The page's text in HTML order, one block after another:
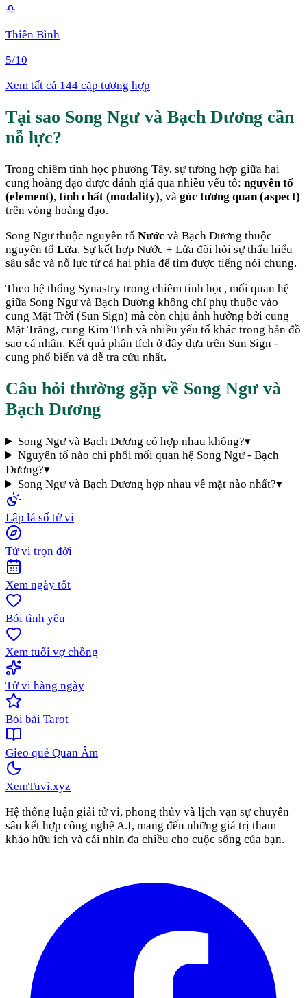
♎
Thiên Bình
5/10
Xem tất cả 144 cặp tương hợp
Tại sao Song Ngư và Bạch Dương cần
nỗ lực?
Trong chiêm tinh học phương Tây, sự tương hợp giữa hai
cung hoàng đạo được đánh giá qua nhiều yếu tố: nguyên tố
(element), tính chất (modality), và góc tương quan (aspect)
trên vòng hoàng đạo.
Song Ngưthuộc nguyên tố Nước và Bạch Dương thuộc
nguyên tố Lửa. Sự kết hợp Nước + Lửa đòi hỏi sự thấu hiểu
sâu sắc và nỗ lực từ cả hai phía để tìm được tiếng nói chung.
Theo hệ thống Synastry trong chiêm tinh học, mối quan hệ
giữa Song Ngưvà Bạch Dương không chỉ phụ thuộc vào
cung Mặt Trời (Sun Sign) mà còn chịu ảnh hưởng bởi cung
Mặt Trăng, cung Kim Tinh và nhiều yếu tố khác trong bản đồ
sao cá nhân. Kết quả phân tích ở đây dựa trên Sun Sign -
cung phổ biến và dễ tra cứu nhất.
Câu hỏi thường gặp về Song Ngư và
Bạch Dương
Song Ngư và Bạch Dương có hợp nhau không?▾
Nguyên tố nào chi phối mối quan hệ Song Ngư - Bạch
Dương?▾
Song Ngư và Bạch Dương hợp nhau về mặt nào nhất?▾
Lập lá số tử vi
Tử vi trọn đời
Xem ngày tốt
Bói tình yêu
Xem tuổi vợ chồng
Tử vi hàng ngày
Bói bài Tarot
Gieo quẻ Quan Âm
XemTuvi.xyz
Hệ thống luận giải tử vi, phong thủy và lịch vạn sự chuyên
sâu kết hợp công nghệ A.I, mang đến những giá trị tham
khảo hữu ích và cái nhìn đa chiều cho cuộc sống của bạn.